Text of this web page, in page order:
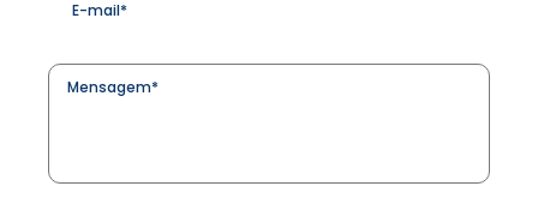
mail *
Mensagem